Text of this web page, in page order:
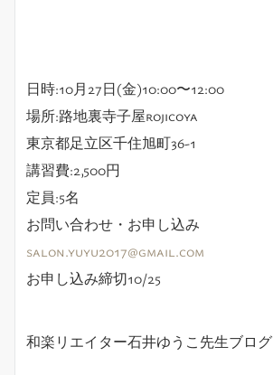
日時:10月27日(金)10:00〜12:00
場所:路地裏寺子屋rojicoya
東京都足立区千住旭町36-1
講習費:2,500円
定員:5名
お問い合わせ・お申し込み
salon.yuyu2017@gmail.com
お申し込み締切10/25
和楽リエイター石井ゆうこ先生ブログ